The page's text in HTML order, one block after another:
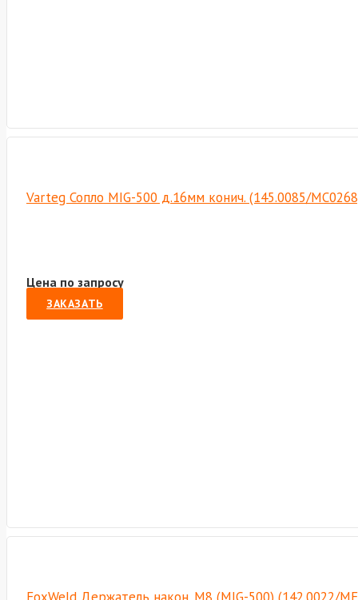
Varteg Сопло MIG-500 д.16мм конич. (145.0085/
Цена по запросу
ЗАКАЗАТЬ